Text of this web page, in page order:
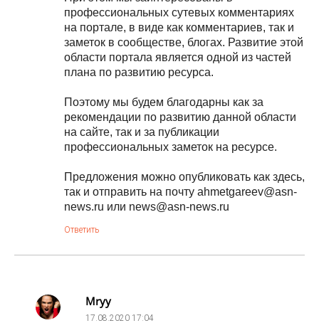
профессиональных сутевых комментариях
на портале, в виде как комментариев, так и
заметок в сообществе, блогах. Развитие этой
области портала является одной из частей
плана по развитию ресурса.
Поэтому мы будем благодарны как за
рекомендации по развитию данной области
на сайте, так и за публикации
профессиональных заметок на ресурсе.
Предложения можно опубликовать как здесь,
так и отправить на почту ahmetgareev@asn-
news.ru или news@asn-news.ru
Ответить
Mryy
17.08.2020 17:04